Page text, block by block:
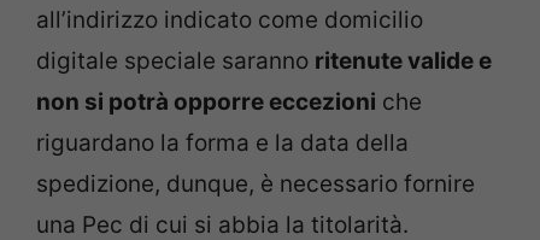
all’indirizzo indicato come domicilio
digitale speciale saranno ritenute valide e
non si potrà opporre eccezioni che
riguardano la forma e la data della
spedizione, dunque, è necessario fornire
una Pec di cui si abbia la titolarità.